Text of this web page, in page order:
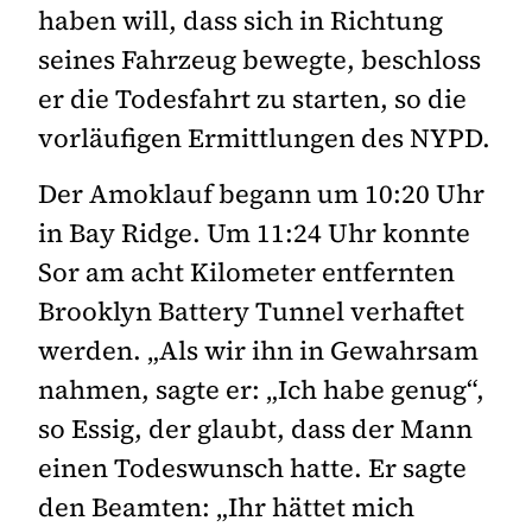
haben will, dass sich in Richtung
seines Fahrzeug bewegte, beschloss
er die Todesfahrt zu starten, so die
vorläufigen Ermittlungen des NYPD.
Der Amoklauf begann um 10:20 Uhr
in Bay Ridge. Um 11:24 Uhr konnte
Sor am acht Kilometer entfernten
Brooklyn Battery Tunnel verhaftet
werden. „Als wir ihn in Gewahrsam
nahmen, sagte er: „Ich habe genug“,
so Essig, der glaubt, dass der Mann
einen Todeswunsch hatte. Er sagte
den Beamten: „Ihr hättet mich